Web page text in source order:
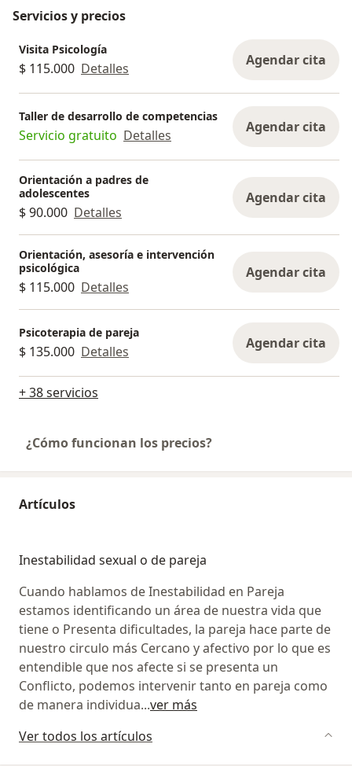
Servicios y precios
Visita Psicología
$ 115.000 Detalles Agendar cita
Taller de desarrollo de competencias
Servicio gratuito Detalles Agendar cita
Orientación a padres de
adolescentes
$ 90.000 Detalles
Agendar cita
Orientación, asesoría e intervención
psicológica
$ 115.000 Detalles
Agendar cita
Psicoterapia de pareja
$ 135.000 Detalles Agendar cita
+ 38 servicios
¿Cómo funcionan los precios?
Artículos
Inestabilidad sexual o de pareja
Cuando hablamos de Inestabilidad en Pareja
estamos identificando un área de nuestra vida que
tiene o Presenta dificultades, la pareja hace parte de
nuestro circulo más Cercano y afectivo por lo que es
entendible que nos afecte si se presenta un
Conflicto, podemos intervenir tanto en pareja como
de manera individua...ver más
Ver todos los artículos